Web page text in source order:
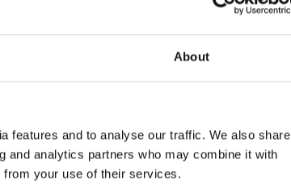
About
features and to analyse our traffic. We also share
and analytics partners who may combine it with
from your use of their services.